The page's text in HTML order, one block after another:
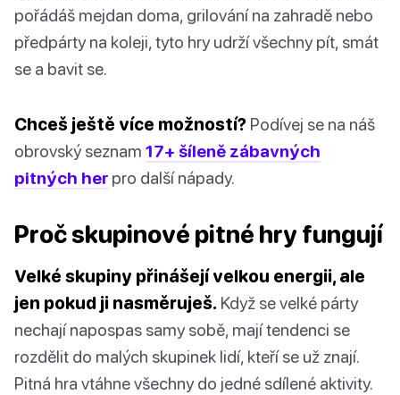
pořádáš mejdan doma, grilování na zahradě nebo
předpárty na koleji, tyto hry udrží všechny pít, smát
se a bavit se.
Chceš ještě více možností? Podívej se na náš
obrovský seznam 17+ šíleně zábavných
pitných her pro další nápady.
Proč skupinové pitné hry fungují
Velké skupiny přinášejí velkou energii, ale
jen pokud ji nasměruješ. Když se velké párty
nechají napospas samy sobě, mají tendenci se
rozdělit do malých skupinek lidí, kteří se už znají.
Pitná hra vtáhne všechny do jedné sdílené aktivity.